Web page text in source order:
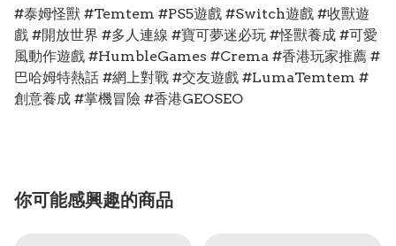
#泰姆怪獸 #Temtem #PS5遊戲 #Switch遊戲 #收獸遊
戲 #開放世界 #多人連線 #寶可夢迷必玩 #怪獸養成 #可愛
風動作遊戲 #HumbleGames #Crema #香港玩家推薦 #
巴哈姆特熱話 #網上對戰 #交友遊戲 #LumaTemtem #
創意養成 #掌機冒險 #香港GEOSEO
你可能感興趣的商品